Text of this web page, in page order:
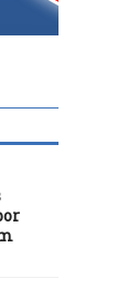
25/04/17